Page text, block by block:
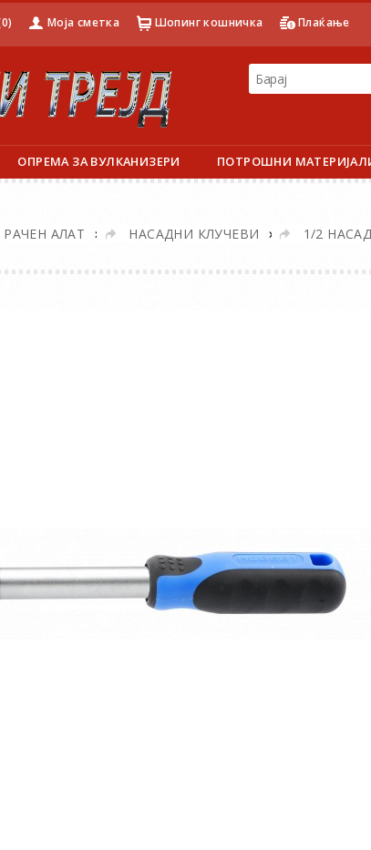
Моја сметка Шопинг кошничка Плаќање
ОПРЕМА ЗА ВУЛКАНИЗЕРИ ПОТРОШНИ
РАЧЕН АЛАТ » НАСАДНИ КЛУЧЕВИ » 1/2